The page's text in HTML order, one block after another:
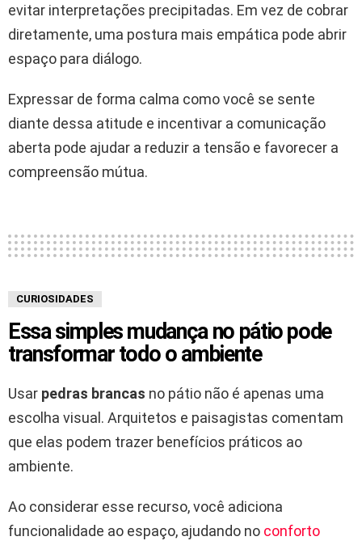
evitar interpretações precipitadas. Em vez de cobrar
diretamente, uma postura mais empática pode abrir
espaço para diálogo.
Expressar de forma calma como você se sente
diante dessa atitude e incentivar a comunicação
aberta pode ajudar a reduzir a tensão e favorecer a
compreensão mútua.
CURIOSIDADES
Essa simples mudança no pátio pode
transformar todo o ambiente
Usar pedras brancas no pátio não é apenas uma
escolha visual. Arquitetos e paisagistas comentam
que elas podem trazer benefícios práticos ao
ambiente.
Ao considerar esse recurso, você adiciona
funcionalidade ao espaço, ajudando no conforto